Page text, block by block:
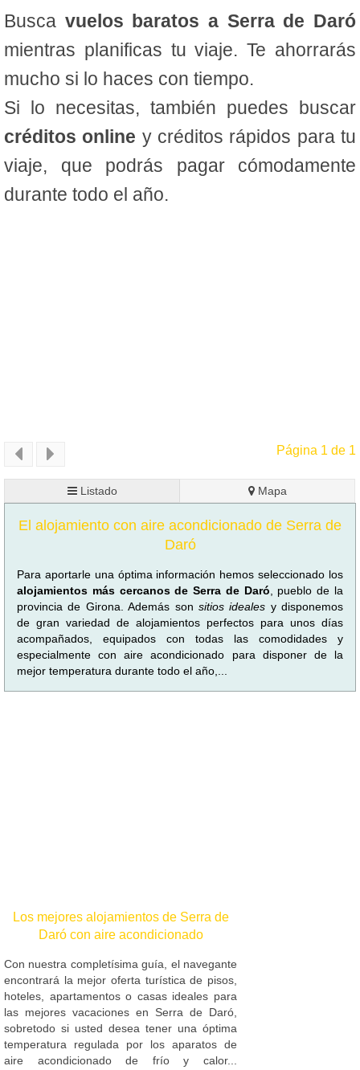
Busca vuelos baratos a Serra de Daró
mientras planificas tu viaje. Te ahorrarás
mucho si lo haces con tiempo.
Si lo necesitas, también puedes buscar
créditos online y créditos rápidos para tu
viaje, que podrás pagar cómodamente
durante todo el año.
Página 1 de 1
Listado Mapa
El alojamiento con aire acondicionado de Serra de
Daró
Para aportarle una óptima información hemos seleccionado los
alojamientos más cercanos de Serra de Daró , pueblo de la
provincia de Girona. Además son sitios ideales y disponemos
de gran variedad de alojamientos perfectos para unos días
acompañados, equipados con todas las comodidades y
especialmente con aire acondicionado para disponer de la
mejor temperatura durante todo el año,...
Los mejores alojamientos de Serra de
Daró con aire acondicionado
Con nuestra completísima guía, el navegante
encontrará la mejor oferta turística de pisos,
hoteles, apartamentos o casas ideales para
las mejores vacaciones en Serra de Daró,
sobretodo si usted desea tener una óptima
temperatura regulada por los aparatos de
aire acondicionado de frío y calor...